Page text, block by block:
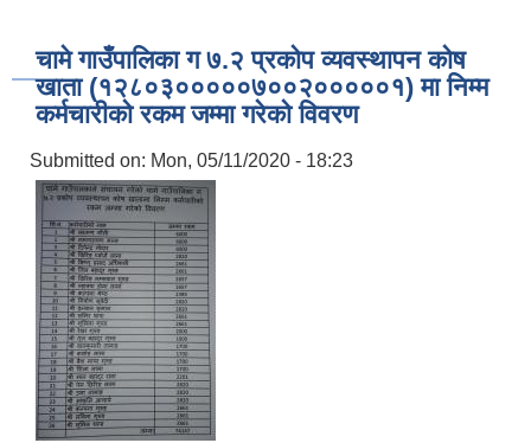
चामे गाउँपालिका ग ७.२ प्रकोप व्यवस्थापन कोष
खाता (१२८०३०००००७००२०००००१) मा निम्म
कर्मचारीको रकम जम्मा गरेको विवरण
Submitted on: Mon, 05/11/2020 - 18:23